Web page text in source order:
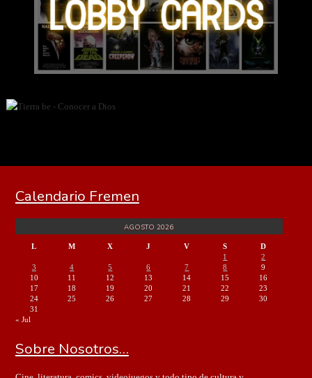
Calendario Fremen
AGOSTO 2026
L M X J V S
D
1
2
3
4 5 6 7 8
9
10
11 12 13 14 15
16
17
18 19 20 21 22
23
24
25 26 27 28 29
30
31
« Jul
Sobre Nosotros…